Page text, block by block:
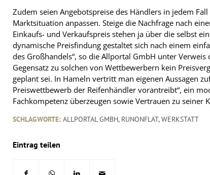
Zudem seien Angebotspreise des Händlers in jedem
Marktsituation anpassen. Steige die Nachfrage nach
Einkaufs- und Verkaufspreis stehen ja über die selbst
dynamische Preisfindung gestaltet sich nach einem
des Großhandels“, so die Allportal GmbH unter
Gegensatz zu solchen von Wettbewerbern kein
geplant sei. In Hameln vertritt man eigenen Aussagen
Preiswettbewerb der Reifenhändler vorantreibt“, ein
Fachkompetenz überzeugen sowie Vertrauen zu seiner
SCHLAGWORTE: ALLPORTAL GMBH, RUNONFLAT,WERKSTATT
Eintrag teilen